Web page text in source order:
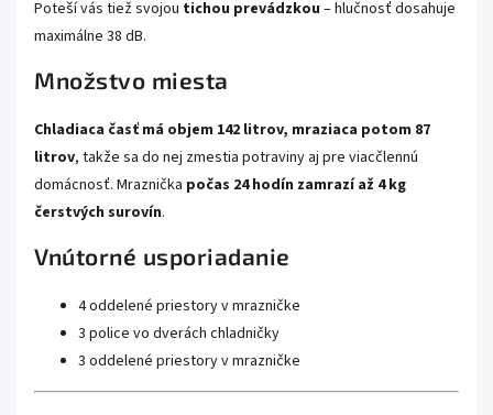
Poteší vás tiež svojou tichou prevádzkou – hlučnosť dosahuje
maximálne 38 dB.
Množstvo miesta
Chladiaca časť má objem 142 litrov, mraziaca potom 87
litrov, takže sa do nej zmestia potraviny aj pre viacčlennú
domácnosť. Mraznička počas 24 hodín zamrazí až 4 kg
čerstvých surovín.
Vnútorné usporiadanie
4 oddelené priestory v mrazničke
3 police vo dverách chladničky
3 oddelené priestory v mrazničke